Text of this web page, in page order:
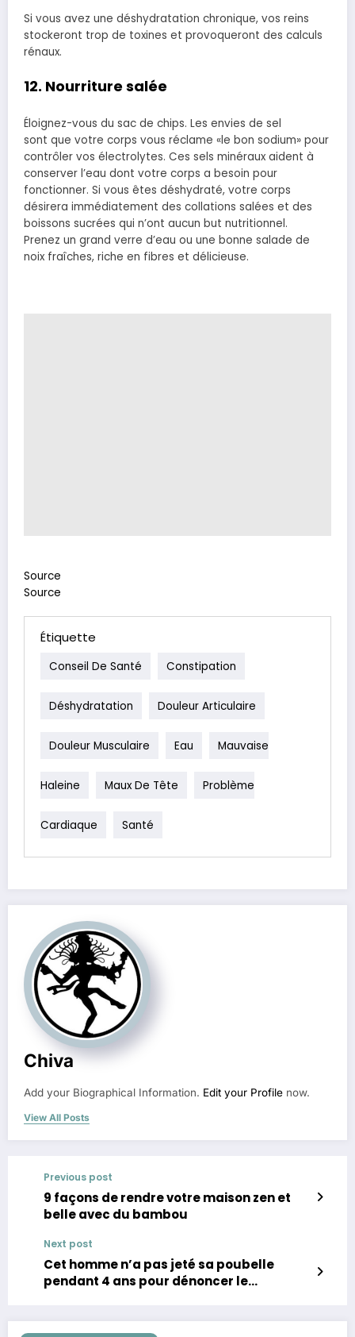
Si vous avez une déshydratation chronique, vos reins
stockeront trop de toxines et provoqueront des calculs
rénaux.
12. Nourriture salée
Éloignez-vous du sac de chips. Les envies de sel
sont que votre corps vous réclame «le bon sodium» pour
contrôler vos électrolytes. Ces sels minéraux aident à
conserver l’eau dont votre corps a besoin pour
fonctionner. Si vous êtes déshydraté, votre corps
désirera immédiatement des collations salées et des
boissons sucrées qui n’ont aucun but nutritionnel.
Prenez un grand verre d’eau ou une bonne salade de
noix fraîches, riche en fibres et délicieuse.
Source
Source
Étiquette
Conseil De Santé Constipation
Déshydratation Douleur Articulaire
Douleur Musculaire Eau Mauvaise
Haleine Maux De Tête Problème
Cardiaque Santé
Chiva
Add your Biographical Information. Edit your Profile now.
View All Posts
Previous post
9 façons de rendre votre maison zen et
belle avec du bambou
Next post
Cet homme n’a pas jeté sa poubelle
pendant 4 ans pour dénoncer le